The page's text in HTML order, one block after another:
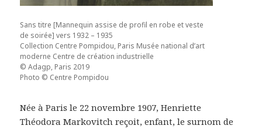
Sans titre [Mannequin assise de profil en robe et veste
de soirée] vers 1932 – 1935
Collection Centre Pompidou, Paris Musée national d’art
moderne Centre de création industrielle
© Adagp, Paris 2019
Photo © Centre Pompidou
Née à Paris le 22 novembre 1907, Henriette
Théodora Markovitch reçoit, enfant, le surnom de